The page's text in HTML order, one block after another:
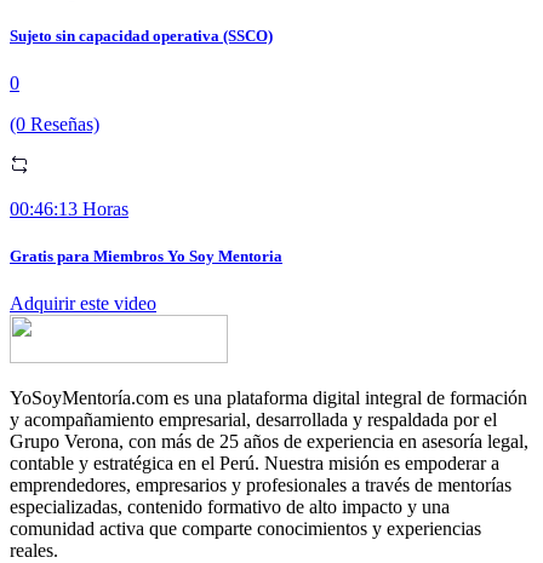
Sujeto sin capacidad operativa (SSCO)
0
(0 Reseñas)
00:46:13 Horas
Gratis para Miembros Yo Soy Mentoria
Adquirir este video
YoSoyMentoría.com es una plataforma digital integral de formación
y acompañamiento empresarial, desarrollada y respaldada por el
Grupo Verona, con más de 25 años de experiencia en asesoría legal,
contable y estratégica en el Perú. Nuestra misión es empoderar a
emprendedores, empresarios y profesionales a través de mentorías
especializadas, contenido formativo de alto impacto y una
comunidad activa que comparte conocimientos y experiencias
reales.